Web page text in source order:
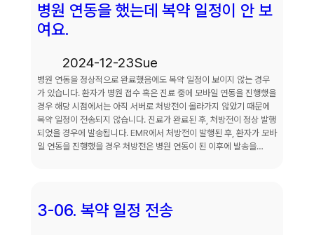
병원 연동을 했는데 복약 일정이 안 보
여요.
2024-12-23Sue
병원 연동을 정상적으로 완료했음에도 복약 일정이 보이지 않는 경우
가 있습니다. 환자가 병원 접수 혹은 진료 중에 모바일 연동을 진행했을
경우 해당 시점에서는 아직 서버로 처방전이 올라가지 않았기 때문에
복약 일정이 전송되지 않습니다. 진료가 완료된 후, 처방전이 정상 발행
되었을 경우에 발송됩니다. EMR에서 처방전이 발행된 후, 환자가 모바
일 연동을 진행했을 경우 처방전은 병원 연동이 된 이후에 발송을…
3-06. 복약 일정 전송